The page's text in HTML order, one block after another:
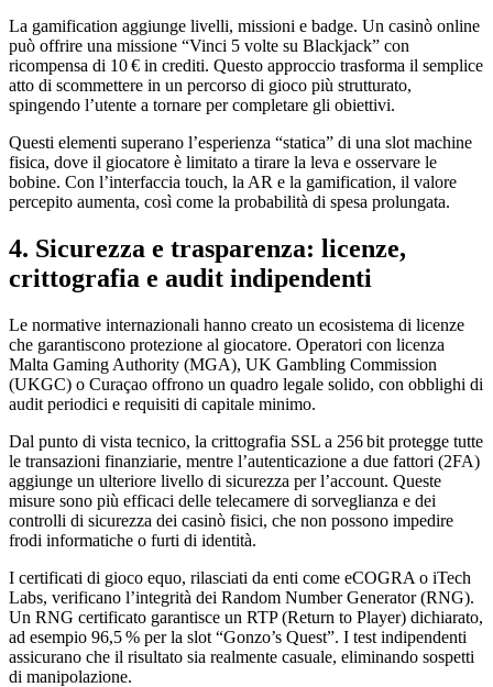
La gamification aggiunge livelli, missioni e badge. Un casinò online
può offrire una missione “Vinci 5 volte su Blackjack” con
ricompensa di 10 € in crediti. Questo approccio trasforma il semplice
atto di scommettere in un percorso di gioco più strutturato,
spingendo l’utente a tornare per completare gli obiettivi.
Questi elementi superano l’esperienza “statica” di una slot machine
fisica, dove il giocatore è limitato a tirare la leva e osservare le
bobine. Con l’interfaccia touch, la AR e la gamification, il valore
percepito aumenta, così come la probabilità di spesa prolungata.
4. Sicurezza e trasparenza: licenze,
crittografia e audit indipendenti
Le normative internazionali hanno creato un ecosistema di licenze
che garantiscono protezione al giocatore. Operatori con licenza
Malta Gaming Authority (MGA), UK Gambling Commission
(UKGC) o Curaçao offrono un quadro legale solido, con obblighi di
audit periodici e requisiti di capitale minimo.
Dal punto di vista tecnico, la crittografia SSL a 256 bit protegge tutte
le transazioni finanziarie, mentre l’autenticazione a due fattori (2FA)
aggiunge un ulteriore livello di sicurezza per l’account. Queste
misure sono più efficaci delle telecamere di sorveglianza e dei
controlli di sicurezza dei casinò fisici, che non possono impedire
frodi informatiche o furti di identità.
I certificati di gioco equo, rilasciati da enti come eCOGRA o iTech
Labs, verificano l’integrità dei Random Number Generator (RNG).
Un RNG certificato garantisce un RTP (Return to Player) dichiarato,
ad esempio 96,5 % per la slot “Gonzo’s Quest”. I test indipendenti
assicurano che il risultato sia realmente casuale, eliminando sospetti
di manipolazione.